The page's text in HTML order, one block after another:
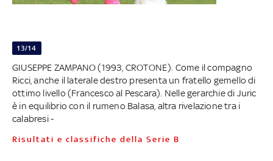
13/14
GIUSEPPE ZAMPANO (1993, CROTONE). Come il compagno
Ricci, anche il laterale destro presenta un fratello gemello di
ottimo livello (Francesco al Pescara). Nelle gerarchie di Juric
è in equilibrio con il rumeno Balasa, altra rivelazione tra i
calabresi -
Risultati e classifiche della Serie B